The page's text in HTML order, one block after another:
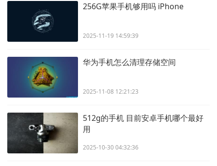
256G苹果手机够用吗 iPhone
2025-11-19 14:59:39
华为手机怎么清理存储空间
2025-11-08 12:21:23
512g的手机 目前安卓手机哪个最好
用
2025-10-30 04:32:36